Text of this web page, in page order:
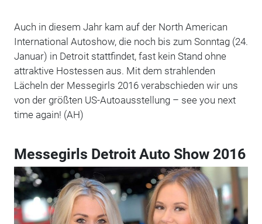
Auch in diesem Jahr kam auf der North American
International Autoshow, die noch bis zum Sonntag (24.
Januar) in Detroit stattfindet, fast kein Stand ohne
attraktive Hostessen aus. Mit dem strahlenden
Lächeln der Messegirls 2016 verabschieden wir uns
von der größten US-Autoausstellung – see you next
time again! (AH)
Messegirls Detroit Auto Show 2016